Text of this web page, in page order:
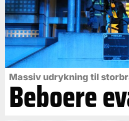
Massiv udrykning til
Beboere